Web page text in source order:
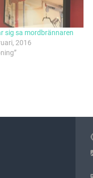
sig sa mordbrännaren
2016